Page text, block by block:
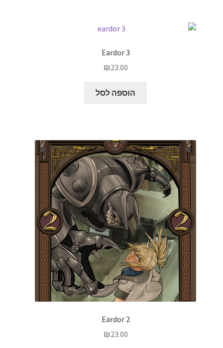
Eardor 3
₪23.00
הוספה לסל
Eardor 2
₪23.00